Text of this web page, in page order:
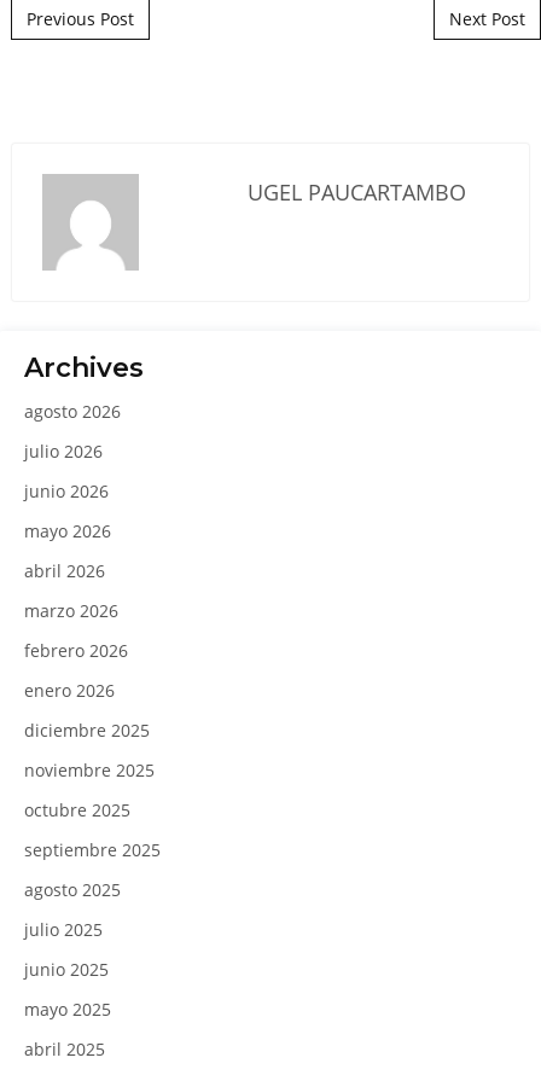
Post navigation
Previous Post Next Post
UGEL PAUCARTAMBO
Archives
agosto 2026
julio 2026
junio 2026
mayo 2026
abril 2026
marzo 2026
febrero 2026
enero 2026
diciembre 2025
noviembre 2025
octubre 2025
septiembre 2025
agosto 2025
julio 2025
junio 2025
mayo 2025
abril 2025